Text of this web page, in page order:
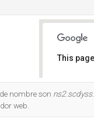
This
nombre son
web.